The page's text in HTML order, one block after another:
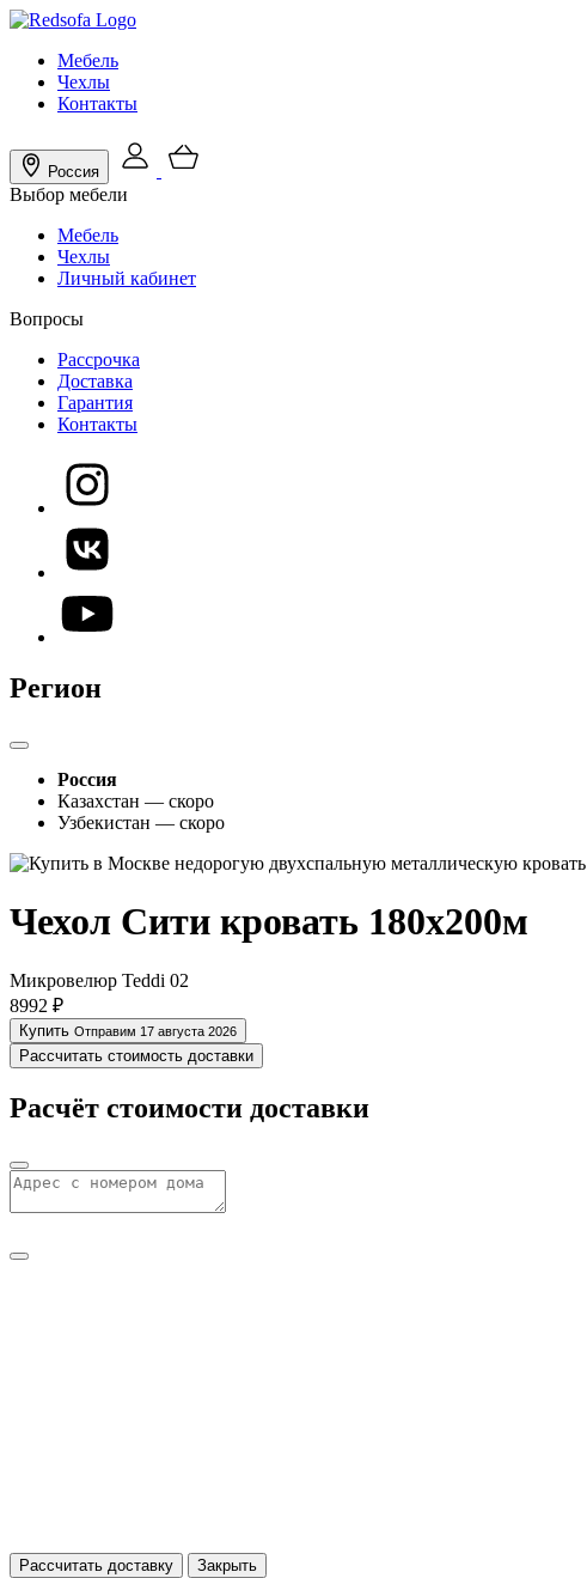
Мебель
Чехлы
Контакты
Россия
Выбор мебели
Мебель
Чехлы
Личный кабинет
Вопросы
Рассрочка
Доставка
Гарантия
Контакты
Регион
Россия
Казахстан — скоро
Узбекистан — скоро
Чехол Сити кровать 180х200м
Микровелюр Teddi 02
8992 ₽
Купить Отправим 17 августа 2026
Рассчитать стоимость доставки
Расчёт стоимости доставки
Рассчитать доставку Закрыть